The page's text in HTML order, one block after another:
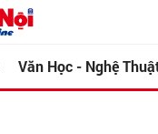
Văn Học - Nghệ